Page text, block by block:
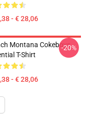
- € 28,06
Montana Cokeboys
T-Shirt
- € 28,06
-20%